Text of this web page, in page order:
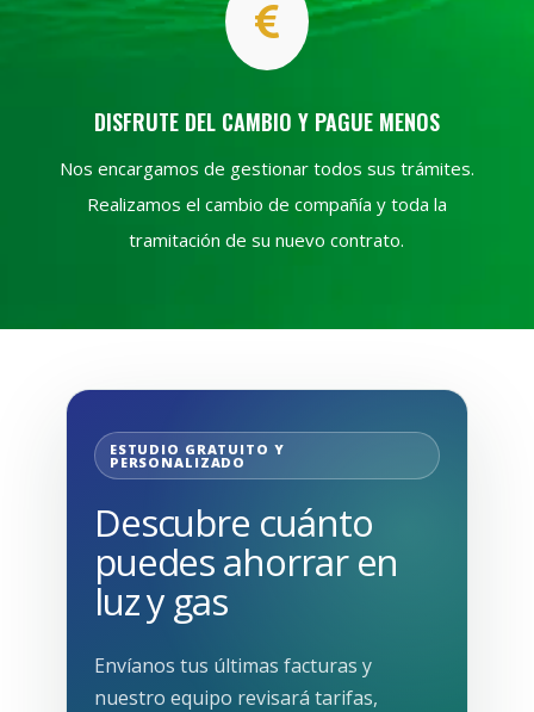

DISFRUTE DEL CAMBIO Y PAGUE MENOS
Nos encargamos de gestionar todos sus trámites.
Realizamos el cambio de compañía y toda la
tramitación de su nuevo contrato.
ESTUDIO GRATUITO Y
PERSONALIZADO
Descubre cuánto
puedes ahorrar en
luz y gas
Envíanos tus últimas facturas y
nuestro equipo revisará tarifas,